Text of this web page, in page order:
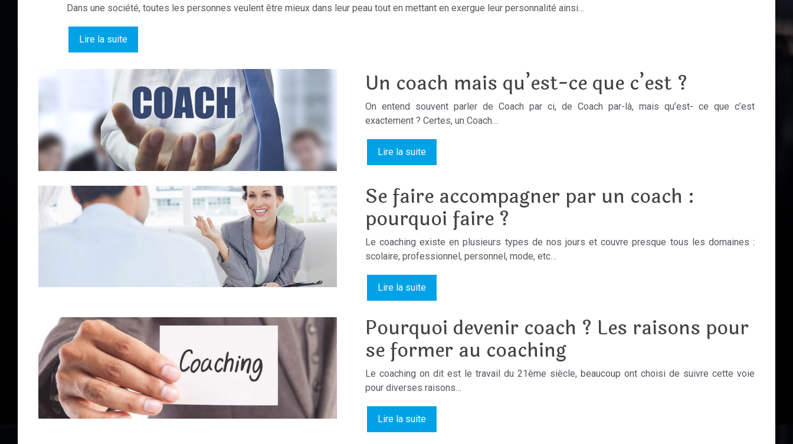
Dans une société, toutes les personnes veulent être mieux dans leur peau tout en mettant en exergue leur personnalité ainsi…
Lire la suite
Un coach mais qu’est-ce que c’est ?
On entend souvent parler de Coach par ci, de Coach par-là, mais qu’est- ce que c’est
exactement ? Certes, un Coach…
Lire la suite
Se faire accompagner par un coach :
pourquoi faire ?
Le coaching existe en plusieurs types de nos jours et couvre presque tous les domaines :
scolaire, professionnel, personnel, mode, etc…
Lire la suite
Pourquoi devenir coach ? Les raisons pour
se former au coaching
Le coaching on dit est le travail du 21ème siècle, beaucoup ont choisi de suivre cette voie
pour diverses raisons…
Lire la suite